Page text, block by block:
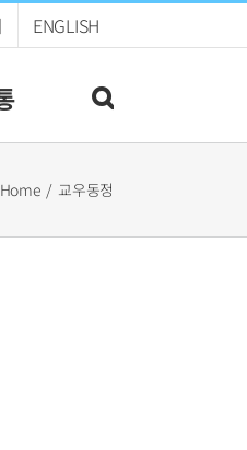
ENGLISH
Home 교우동정